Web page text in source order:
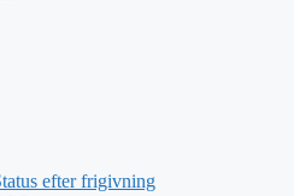
efter frigivning